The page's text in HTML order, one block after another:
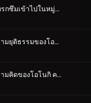
ตอนที่ 82 แทรกซึมเข้าไปในหมู่บ้านหินที่ซ่อนอยู่
ตอนที่ 83 ความยุติธรรมของโอโนกิ
ตอนที่ 84 ความคิดของโอโนกิ ความคิดของคู